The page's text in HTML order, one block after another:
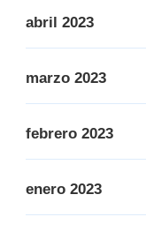
abril 2023
marzo 2023
febrero 2023
enero 2023